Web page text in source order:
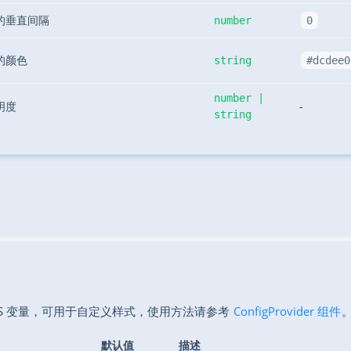
垂直间隔 number 0
颜色 string #dcdee0
度
number |
string
-
变量，可用于自定义样式，使用方法请参考 ConfigProvider 组件
默认值 描述